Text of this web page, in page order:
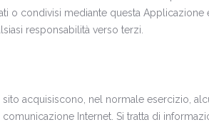
o condivisi mediante questa Applicazione
responsabilità verso terzi.
acquisiscono, nel normale esercizio,
Internet. Si tratta di